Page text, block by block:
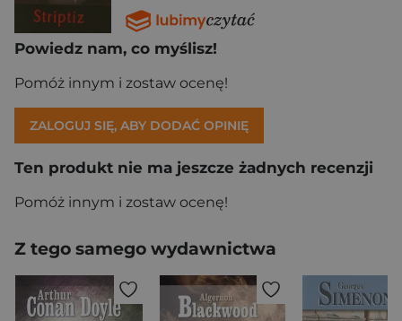
Powiedz nam, co myślisz!
Pomóż innym i zostaw ocenę!
ZALOGUJ SIĘ, ABY DODAĆ OPINIĘ
Ten produkt nie ma jeszcze żadnych recenzji
Pomóż innym i zostaw ocenę!
Z tego samego wydawnictwa